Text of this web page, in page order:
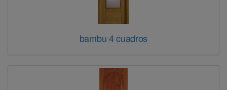
bambu 4 cuadros